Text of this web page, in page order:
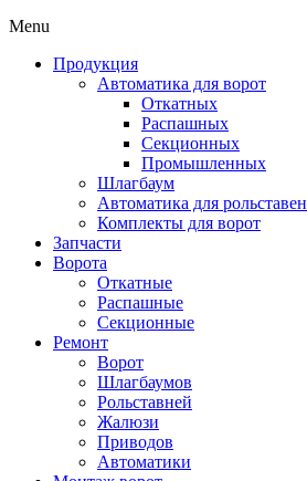
Menu
Продукция
Автоматика для ворот
Откатных
Распашных
Секционных
Промышленных
Шлагбаум
Автоматика для рольставен
Комплекты для ворот
Запчасти
Ворота
Откатные
Распашные
Секционные
Ремонт
Ворот
Шлагбаумов
Рольставней
Жалюзи
Приводов
Автоматики